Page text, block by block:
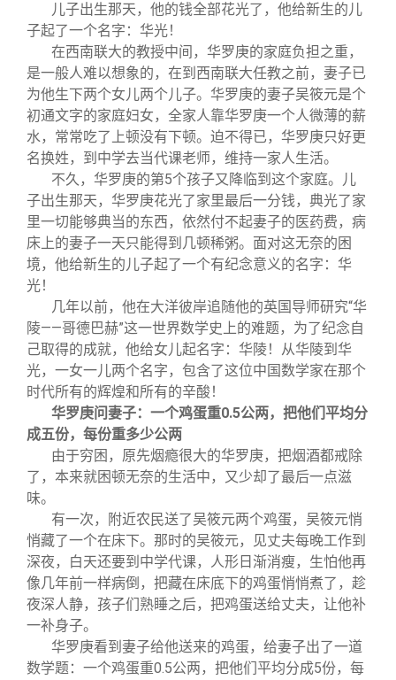
终身学习
信息化服务
三创大赛
实用信息
校友总会
总会简介
会长致辞
总会章程
理事会名单
联系我们
关闭
儿子出生那天，他的钱全部花光了，他给新生的儿
子起了一个名字：华光！
在西南联大的教授中间，华罗庚的家庭负担之重，
是一般人难以想象的，在到西南联大任教之前，妻子已
为他生下两个女儿两个儿子。华罗庚的妻子吴筱元是个
初通文字的家庭妇女，全家人靠华罗庚一个人微薄的薪
水，常常吃了上顿没有下顿。迫不得已，华罗庚只好更
名换姓，到中学去当代课老师，维持一家人生活。
不久，华罗庚的第5个孩子又降临到这个家庭。儿
子出生那天，华罗庚花光了家里最后一分钱，典光了家
里一切能够典当的东西，依然付不起妻子的医药费，病
床上的妻子一天只能得到几顿稀粥。面对这无奈的困
境，他给新生的儿子起了一个有纪念意义的名字：华
光！
几年以前，他在大洋彼岸追随他的英国导师研究“华
陵——哥德巴赫”这一世界数学史上的难题，为了纪念自
己取得的成就，他给女儿起名字：华陵！从华陵到华
光，一女一儿两个名字，包含了这位中国数学家在那个
时代所有的辉煌和所有的辛酸！
华罗庚问妻子：一个鸡蛋重0.5公两，把他们平均分
成五份，每份重多少公两
由于穷困，原先烟瘾很大的华罗庚，把烟酒都戒除
了，本来就困顿无奈的生活中，又少却了最后一点滋
味。
有一次，附近农民送了吴筱元两个鸡蛋，吴筱元悄
悄藏了一个在床下。那时的吴筱元，见丈夫每晚工作到
深夜，白天还要到中学代课，人形日渐消瘦，生怕他再
像几年前一样病倒，把藏在床底下的鸡蛋悄悄煮了，趁
夜深人静，孩子们熟睡之后，把鸡蛋送给丈夫，让他补
一补身子。
华罗庚看到妻子给他送来的鸡蛋，给妻子出了一道
数学题：一个鸡蛋重0.5公两，把他们平均分成5份，每